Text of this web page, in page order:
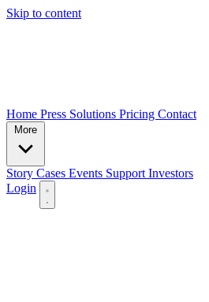
Skip to content
Home Press Solutions Pricing Contact
Story Cases Events SupportInvestors
Login